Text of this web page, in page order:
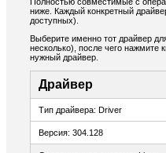
ниже. Каждый конкретный
доступных).
Выберите именно тот драйвер
несколько), после чего
нужный драйвер.
Драйвер
Тип драйвера: Driver
Версия: 304.128